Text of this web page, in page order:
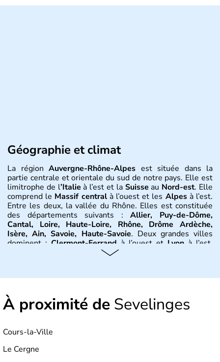
Géographie et climat
La région Auvergne-Rhône-Alpes est située dans la
partie centrale et orientale du sud de notre pays. Elle est
limitrophe de l’Italie à l’est et la Suisse au Nord-est. Elle
comprend le Massif centralà l’ouest et les Alpesà l’est.
Entre les deux, la vallée du Rhône. Elles est constituée
des départements suivants :Allier, Puy-de-Dôme,
Cantal, Loire, Haute-Loire, Rhône, Drôme Ardèche,
Isère, Ain, Savoie, Haute-Savoie. Deux grandes villes
dominent : Clermont-Ferrand à l’ouest et Lyon à l’est.
D’autres villes ont une réelle importance dans la région
exemple. La région est bordée au Nord-Est par le climat
Sud-Est par le climat méditerranéen.
L'Auvergne
Arvernes
lors de la
À proximité de Sevelinges
Cours-la-Ville
Le Cergne